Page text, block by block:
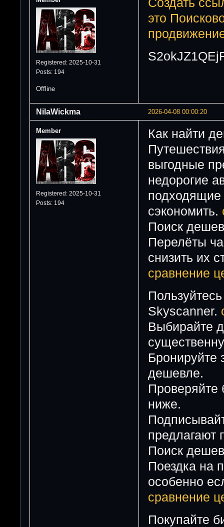
Registered: 2025-10-31
Posts: 194
Создать
это
Offline
2026-04-08 00:00:20
NilaWickma
Member
Registered: 2025-10-31
Posts: 194
Как найти
выгодные
недорогие
подходящие
сэкономить.
Поиск
Перелёты
снизить их
сравнение
Skyscanner.
Выбирайте
Бронируйте
дешевле.
Проверяйте
ниже.
предлагают
Поиск
Поездка на
особенно
сравнение
Покупайте